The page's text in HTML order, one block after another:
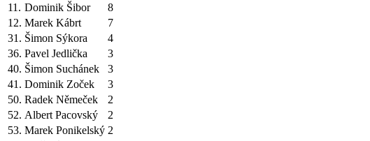
11. Dominik Šibor
8
12. Marek Kábrt
7
31. Šimon Sýkora
4
36. Pavel Jedlička
3
40. Šimon Suchánek
3
41. Dominik Zoček
3
50. Radek Němeček
2
52. Albert Pacovský
2
53. Marek Ponikelský 2